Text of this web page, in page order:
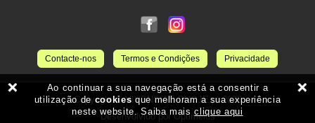
Contacte-nos Termos e Condições Privacidade
Copyright © VIVENCIAS-DHOJE.pt 2026
Desenvolvido por Optimeios